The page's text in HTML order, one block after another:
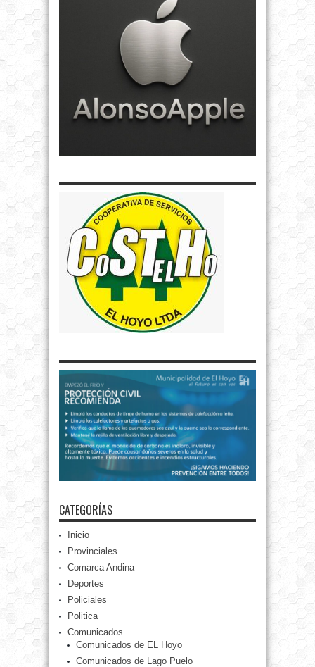
CATEGORÍAS
Inicio
Provinciales
Comarca Andina
Deportes
Policiales
Politica
Comunicados
Comunicados de EL Hoyo
Comunicados de Lago Puelo